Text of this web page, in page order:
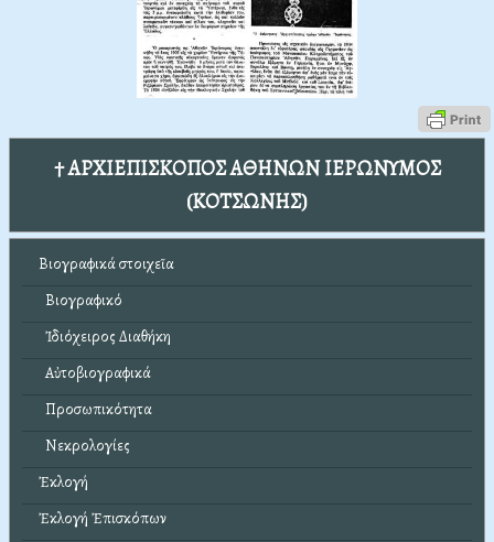
† ΑΡΧΙΕΠΙΣΚΟΠΟΣ ΑΘΗΝΩΝ ΙΕΡΩΝΥΜΟΣ
(ΚΟΤΣΩΝΗΣ)
Βιογραφικά στοιχεῖα
Βιογραφικό
Ἰδιόχειρος Διαθήκη
Αὐτοβιογραφικά
Προσωπικότητα
Νεκρολογίες
Ἐκλογή
Ἐκλογή Ἐπισκόπων